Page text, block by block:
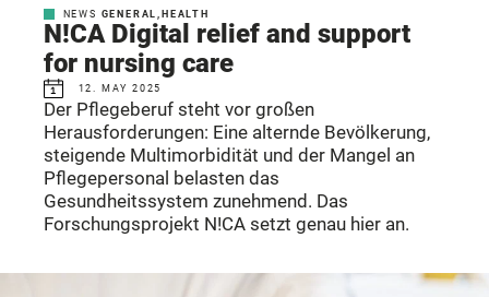
NEWS GENERAL HEALTH
N!CA Digital relief and support
for nursing care
12. MAY 2025
Der Pflegeberuf steht vor großen
Herausforderungen: Eine alternde Bevölkerung,
steigende Multimorbidität und der Mangel an
Pflegepersonal belasten das
Gesundheitssystem zunehmend. Das
Forschungsprojekt N!CA setzt genau hier an.